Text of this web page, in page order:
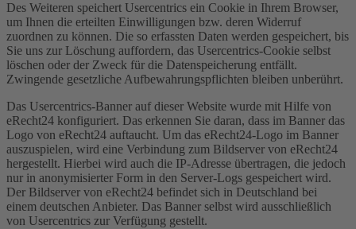
Des Weiteren speichert Usercentrics ein Cookie in Ihrem Browser,
um Ihnen die erteilten Einwilligungen bzw. deren Widerruf
zuordnen zu können. Die so erfassten Daten werden gespeichert, bis
Sie uns zur Löschung auffordern, das Usercentrics-Cookie selbst
löschen oder der Zweck für die Datenspeicherung entfällt.
Zwingende gesetzliche Aufbewahrungspflichten bleiben unberührt.
Das Usercentrics-Banner auf dieser Website wurde mit Hilfe von
eRecht24 konfiguriert. Das erkennen Sie daran, dass im Banner das
Logo von eRecht24 auftaucht. Um das eRecht24-Logo im Banner
auszuspielen, wird eine Verbindung zum Bildserver von eRecht24
hergestellt. Hierbei wird auch die IP-Adresse übertragen, die jedoch
nur in anonymisierter Form in den Server-Logs gespeichert wird.
Der Bildserver von eRecht24 befindet sich in Deutschland bei
einem deutschen Anbieter. Das Banner selbst wird ausschließlich
von Usercentrics zur Verfügung gestellt.